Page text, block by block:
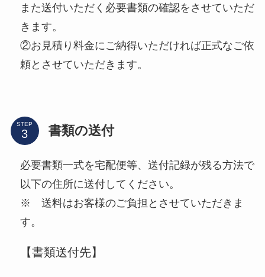
また送付いただく必要書類の確認をさせていただ
きます。
②お見積り料金にご納得いただければ正式なご依
頼とさせていただきます。
STEP 書類の送付
必要書類一式を宅配便等、送付記録が残る方法で
以下の住所に送付してください。
※ 送料はお客様のご負担とさせていただきま
す。
【書類送付先】